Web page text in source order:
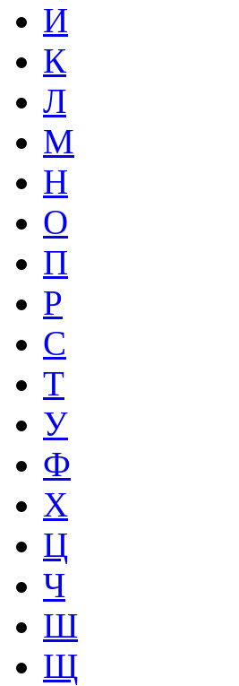
И
К
Л
М
Н
О
П
Р
С
Т
У
Ф
Х
Ц
Ч
Ш
Щ